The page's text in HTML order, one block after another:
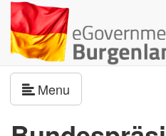
Menu